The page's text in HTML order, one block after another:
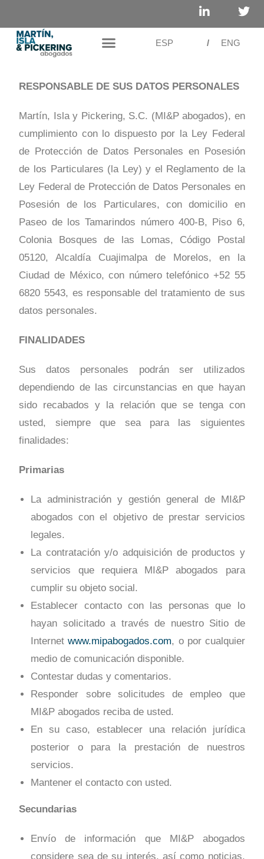
ESP / ENG
RESPONSABLE DE SUS DATOS PERSONALES
Martín, Isla y Pickering, S.C. (MI&P abogados), en
cumplimiento con lo dispuesto por la Ley Federal
de Protección de Datos Personales en Posesión
de los Particulares (la Ley) y el Reglamento de la
Ley Federal de Protección de Datos Personales en
Posesión de los Particulares, con domicilio en
Paseo de los Tamarindos número 400-B, Piso 6,
Colonia Bosques de las Lomas, Código Postal
05120, Alcaldía Cuajimalpa de Morelos, en la
Ciudad de México, con número telefónico +52 55
6820 5543, es responsable del tratamiento de sus
datos personales.
FINALIDADES
Sus datos personales podrán ser utilizados
dependiendo de las circunstancias en que hayan
sido recabados y la relación que se tenga con
usted, siempre que sea para las siguientes
finalidades:
Primarias
La administración y gestión general de MI&P
abogados con el objetivo de prestar servicios
legales.
La contratación y/o adquisición de productos y
servicios que requiera MI&P abogados para
cumplir su objeto social.
Establecer contacto con las personas que lo
hayan solicitado a través de nuestro Sitio de
Internetwww.mipabogados.com, o por cualquier
medio de comunicación disponible.
Contestar dudas y comentarios.
Responder sobre solicitudes de empleo que
MI&P abogados reciba de usted.
En su caso, establecer una relación jurídica
posterior o para la prestación de nuestros
servicios.
Mantener el contacto con usted.
Secundarias
Envío de información que MI&P abogados
considere sea de su interés, así como noticias,